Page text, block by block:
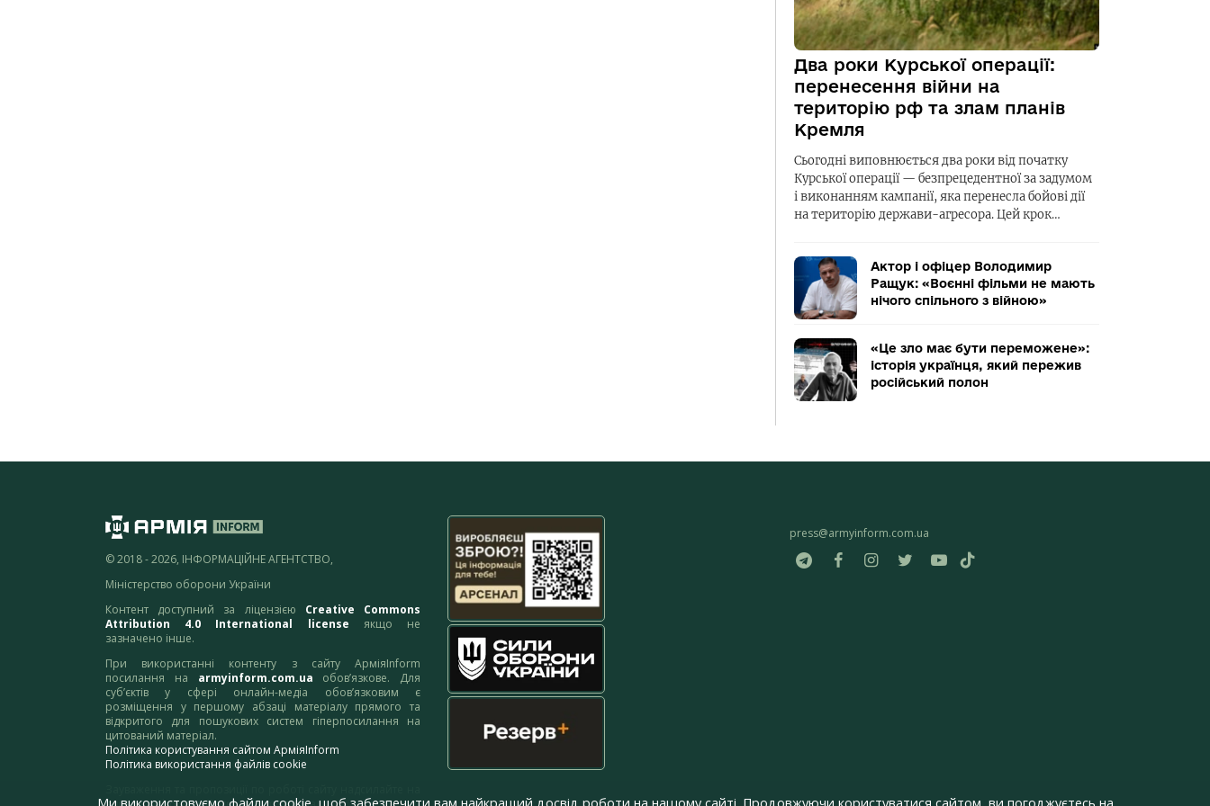
Два роки Курської операції:
перенесення війни на
територію рф та злам планів
Кремля
Сьогодні виповнюється два роки від початку
Курської операції — безпрецедентної за задумом
і виконанням кампанії, яка перенесла бойові дії
на територію держави-агресора. Цей крок…
Актор і офіцер Володимир
Ращук: «Воєнні фільми не мають
нічого спільного з війною»
«Це зло має бути переможене»:
історія українця, який пережив
російський полон
© 2018 - 2026, ІНФОРМАЦІЙНЕ АГЕНТСТВО,
Міністерство оборони України
Контент доступний за ліцензією Creative Commons
Attribution 4.0 International license якщо не
зазначено інше.
При використанні контенту з сайту АрміяInform
посилання на armyinform.com.ua обов’язкове. Для
суб’єктів у сфері онлайн-медіа обов’язковим є
розміщення у першому абзаці матеріалу прямого та
відкритого для пошукових систем гіперпосилання на
цитований матеріал.
Політика користування сайтом АрміяInform
Політика використання файлів cookie
press@armyinform.com.ua